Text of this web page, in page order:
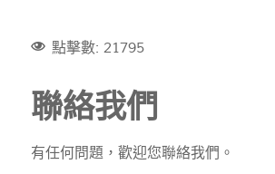
點擊數: 21795
聯絡我們
有任何問題，歡迎您聯絡我們。